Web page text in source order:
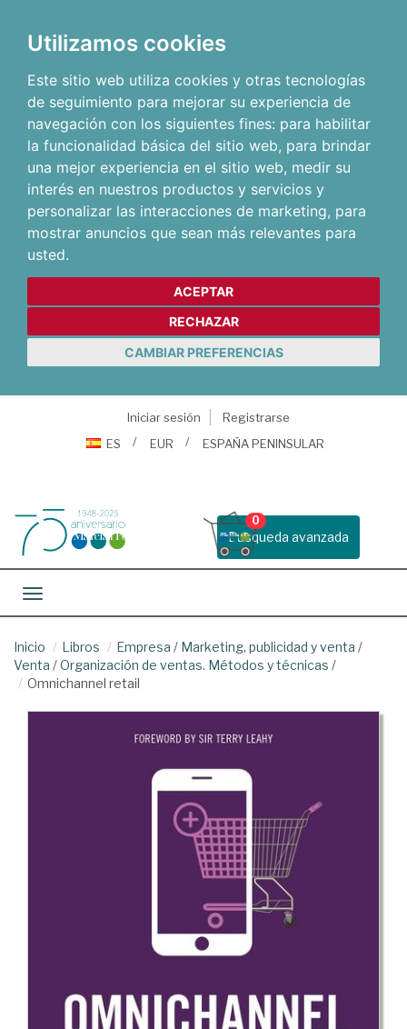
Utilizamos cookies
Este sitio web utiliza cookies y otras tecnologías
de seguimiento para mejorar su experiencia de
navegación con los siguientes fines: para habilitar
la funcionalidad básica del sitio web, para brindar
una mejor experiencia en el sitio web, medir su
interés en nuestros productos y servicios y
personalizar las interacciones de marketing, para
mostrar anuncios que sean más relevantes para
usted.
ACEPTAR
RECHAZAR
CAMBIAR PREFERENCIAS
Iniciar sesión
Registrarse
ES
EUR ESPAÑA PENINSULAR
Busqueda avanzada
0
Toggle navigation
Inicio Libros Empresa / Marketing, publicidad y venta /
Venta /Organización de ventas. Métodos y técnicas /
Omnichannel retail